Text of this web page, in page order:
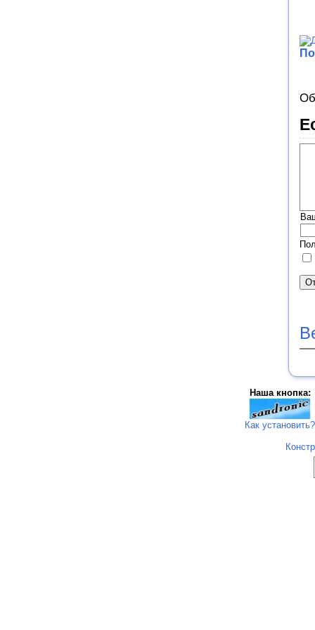
Наша кнопка:
Как установить?